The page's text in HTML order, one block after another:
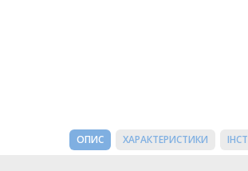
ОПИС ХАРАКТЕРИСТИКИ